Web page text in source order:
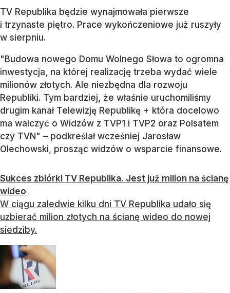
TV Republika będzie wynajmowała pierwsze
i trzynaste piętro. Prace wykończeniowe już ruszyły
w sierpniu.
"Budowa nowego Domu Wolnego Słowa to ogromna
inwestycja, na której realizację trzeba wydać wiele
milionów złotych. Ale niezbędna dla rozwoju
Republiki. Tym bardziej, że właśnie uruchomiliśmy
drugim kanał Telewizję Republikę + która docelowo
ma walczyć o Widzów z TVP1 i TVP2 oraz Polsatem
czy TVN" – podkreślał wcześniej Jarosław
Olechowski, prosząc widzów o wsparcie finansowe.
Sukces zbiórki TV Republika. Jest już milion na ścianę
wideo
W ciągu zaledwie kilku dni TV Republika udało się
uzbierać milion złotych na ścianę wideo do nowej
siedziby.